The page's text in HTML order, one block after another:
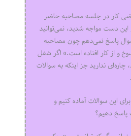
کار در جلسه مصاحبه حاضر
این دست مواجه شدید، نمی‌توانید
پاسخ نمی‌دهم چون مصاحبه
و از کار افتاده است.» اگر شغل
چاره‌ای ندارید جز اینکه به سوالات
این سوالات آماده کنیم و
پاسخ دهیم؟